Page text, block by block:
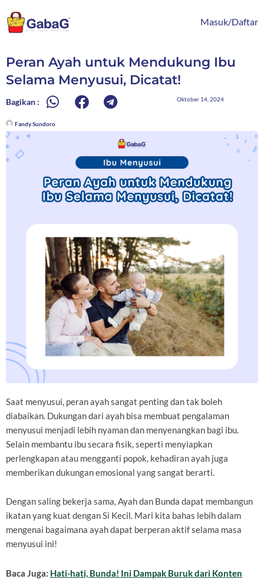
ke
konten
Masuk/Daftar
Peran Ayah untuk Mendukung Ibu
Selama Menyusui, Dicatat!
Bagikan : Oktober 14, 2024
Fandy Sundoro
Saat menyusui, peran ayah sangat penting dan tak boleh
diabaikan. Dukungan dari ayah bisa membuat pengalaman
menyusui menjadi lebih nyaman dan menyenangkan bagi ibu.
Selain membantu ibu secara fisik, seperti menyiapkan
perlengkapan atau mengganti popok, kehadiran ayah juga
memberikan dukungan emosional yang sangat berarti.
Dengan saling bekerja sama, Ayah dan Bunda dapat membangun
ikatan yang kuat dengan Si Kecil. Mari kita bahas lebih dalam
mengenai bagaimana ayah dapat berperan aktif selama masa
menyusui ini!
Baca Juga: Hati-hati, Bunda! Ini Dampak Buruk dari Konten